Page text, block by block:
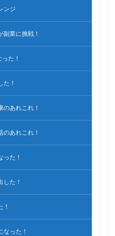
ンジ
業に挑戦！
た！
た！
あれこれ！
あれこれ！
った！
した！
！
なった！